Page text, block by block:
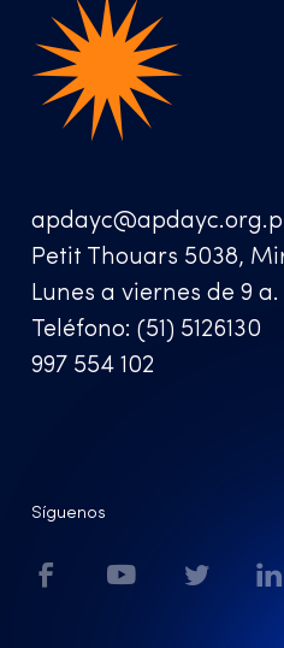
Petit Thouars 5038,
Lunes a viernes de 9
Teléfono: (51) 5126130
997 554 102
Síguenos